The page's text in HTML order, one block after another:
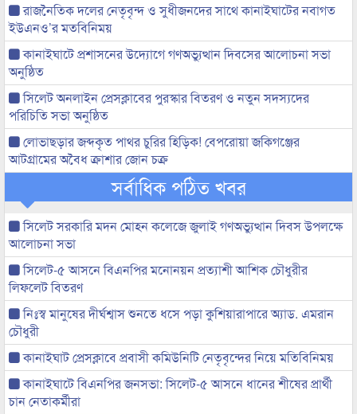
রাজনৈতিক দলের নেতৃবৃন্দ ও সুধীজনদের সাথে কানাইঘাটের নবাগত
ইউএনও’র মতবিনিময়
কানাইঘাটে প্রশাসনের উদ্যোগে গণঅভ্যুত্থান দিবসের আলোচনা সভা
অনুষ্ঠিত
সিলেট অনলাইন প্রেসক্লাবের পুরস্কার বিতরণ ও নতুন সদস্যদের
পরিচিতি সভা অনুষ্ঠিত
লোভাছড়ার জব্দকৃত পাথর চুরির হিড়িক! বেপরোয়া জকিগঞ্জের
আটগ্রামের অবৈধ ক্রাশার জোন চক্র
সর্বাধিক পঠিত খবর
সিলেট সরকারি মদন মোহন কলেজে জুলাই গণঅভ্যুত্থান দিবস উপলক্ষে
আলোচনা সভা
সিলেট-৫ আসনে বিএনপির মনোনয়ন প্রত্যাশী আশিক চৌধুরীর
লিফলেট বিতরণ
নিঃস্ব মানুষের দীর্ঘশ্বাস শুনতে ধসে পড়া কুশিয়ারাপারে অ্যাড. এমরান
চৌধুরী
কানাইঘাট প্রেসক্লাবে প্রবাসী কমিউনিটি নেতৃবৃন্দের নিয়ে মতিবিনিময়
কানাইঘাটে বিএনপির জনসভা: সিলেট-৫ আসনে ধানের শীষের প্রার্থী
চান নেতাকর্মীরা